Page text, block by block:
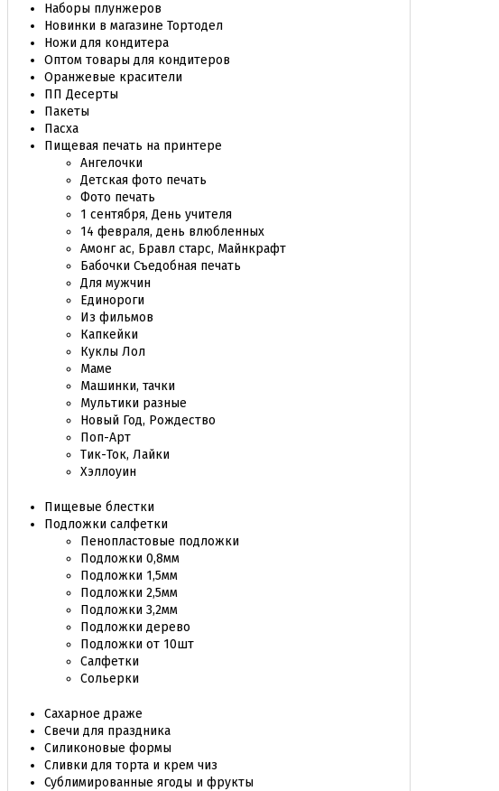
Наборы плунжеров
Новинки в магазине Тортодел
Ножи для кондитера
Оптом товары для кондитеров
Оранжевые красители
ПП Десерты
Пакеты
Пасха
Пищевая печать на принтере
Ангелочки
Детская фото печать
Фото печать
1 сентября, День учителя
14 февраля, день влюбленных
Амонг ас, Бравл старс, Майнкрафт
Бабочки Съедобная печать
Для мужчин
Единороги
Из фильмов
Капкейки
Куклы Лол
Маме
Машинки, тачки
Мультики разные
Новый Год, Рождество
Поп-Арт
Тик-Ток, Лайки
Хэллоуин
Пищевые блестки
Подложки салфетки
Пенопластовые подложки
Подложки 0,8мм
Подложки 1,5мм
Подложки 2,5мм
Подложки 3,2мм
Подложки дерево
Подложки от 10шт
Салфетки
Сольерки
Сахарное драже
Свечи для праздника
Силиконовые формы
Сливки для торта и крем чиз
Сублимированные ягоды и фрукты